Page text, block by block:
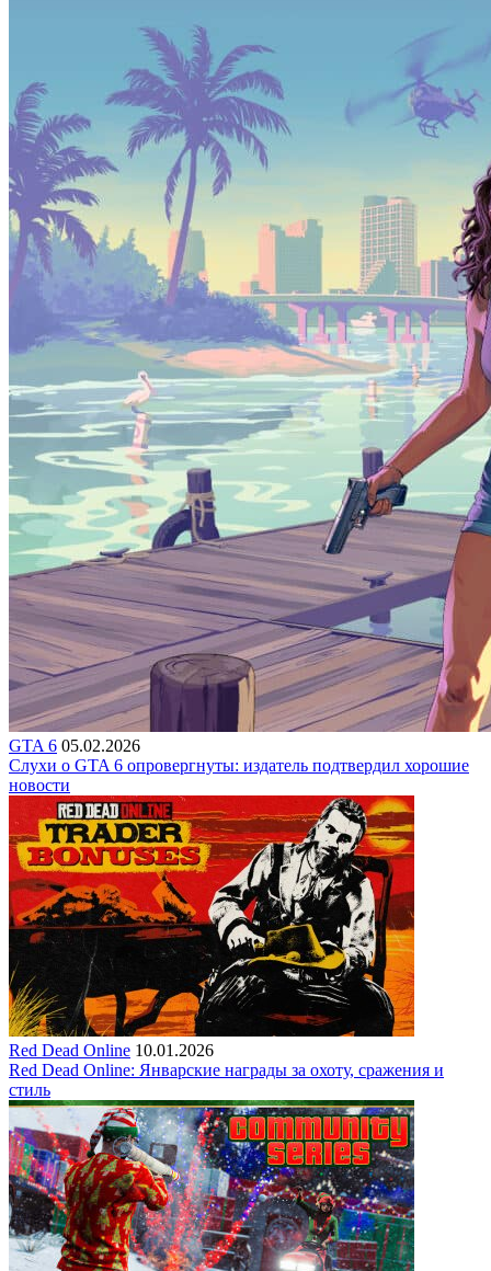
GTA 6 05.02.2026
Слухи о GTA 6 опровергнуты: издатель подтвердил хорошие
новости
Red Dead Online 10.01.2026
Red Dead Online: Январские награды за охоту, сражения и
стиль